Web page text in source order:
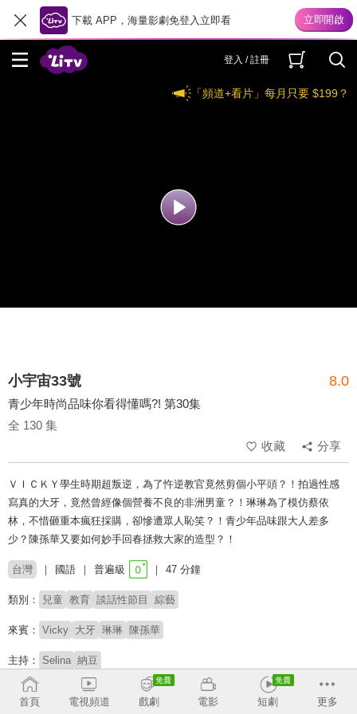
下載 APP，海量影劇免登入立即看
登入 / 註冊
「頻道+看片」每月只要 $199？
小宇宙33號 8.0
青少年時尚品味你看得懂嗎?! 第30集
全 130 集
收藏
分享
ＶＩＣＫＹ學生時期超叛逆，為了忤逆教官竟然剪個小平頭？！拍過性感
寫真的大牙，竟然曾經像個營養不良的非洲男童？！琳琳為了模仿蔡依
林，不惜砸重本瘋狂採購，卻慘遭眾人恥笑？！青少年品味跟大人差多
少？陳孫華又要如何妙手回春拯救大家的造型？！
台灣 國語 普遍級 47 分鐘
類別： 兒童 教育 談話性節目 綜藝
來賓： Vicky 大牙 琳琳 陳孫華
主持： Selina 納豆
首頁 電視頻道 戲劇 電影 短劇 更多